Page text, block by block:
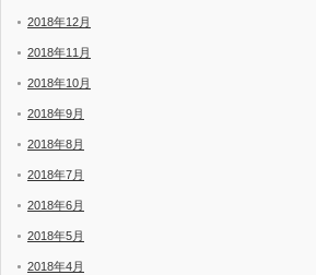
2018年12月
2018年11月
2018年10月
2018年9月
2018年8月
2018年7月
2018年6月
2018年5月
2018年4月